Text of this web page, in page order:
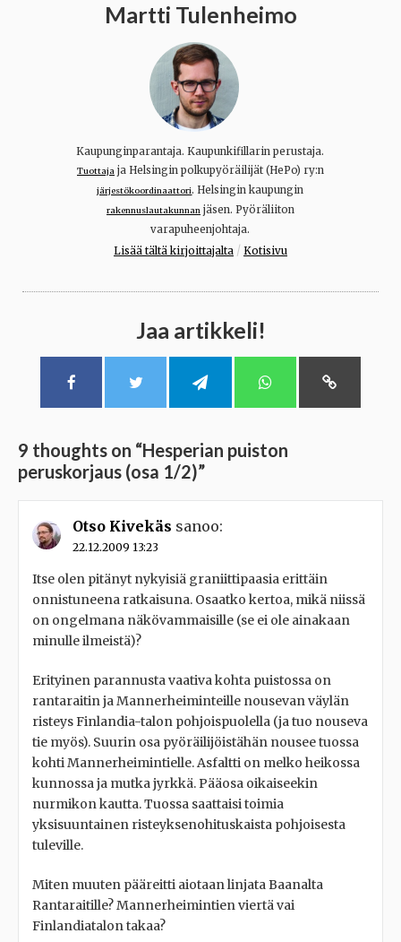
Martti Tulenheimo
Kaupunginparantaja. Kaupunkifillarin perustaja.
Tuottajaja Helsingin polkupyöräilijät (HePo) ry:n
järjestökoordinaattori. Helsingin kaupungin
rakennuslautakunnanjäsen. Pyöräliiton
varapuheenjohtaja.
Lisää tältä kirjoittajalta / Kotisivu
Jaa artikkeli!
9 thoughts on “Hesperian puiston
peruskorjaus (osa 1/2)”
Otso Kivekäs sanoo:
22.12.2009 13:23
Itse olen pitänyt nykyisiä graniittipaasia erittäin
onnistuneena ratkaisuna. Osaatko kertoa, mikä niissä
on ongelmana näkövammaisille (se ei ole ainakaan
minulle ilmeistä)?
Erityinen parannusta vaativa kohta puistossa on
rantaraitin ja Mannerheiminteille nousevan väylän
risteys Finlandia-talon pohjoispuolella (ja tuo nouseva
tie myös). Suurin osa pyöräilijöistähän nousee tuossa
kohti Mannerheimintielle. Asfaltti on melko heikossa
kunnossa ja mutka jyrkkä. Pääosa oikaiseekin
nurmikon kautta. Tuossa saattaisi toimia
yksisuuntainen risteyksenohituskaista pohjoisesta
tuleville.
Miten muuten pääreitti aiotaan linjata Baanalta
Rantaraitille? Mannerheimintien viertä vai
Finlandiatalon takaa?